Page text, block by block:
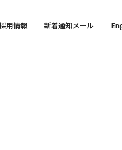
用情報 新着通知メール